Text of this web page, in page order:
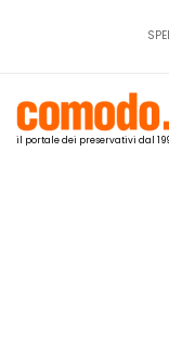
il portale dei preservativi dal